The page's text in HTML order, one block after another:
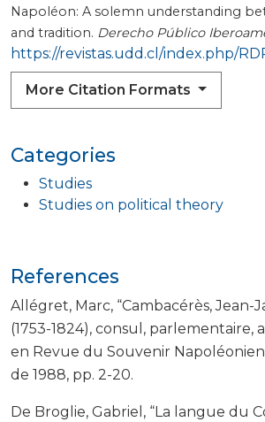
Categories
Studies
Studies on political theory
Napoléon: A solemn understanding
and tradition. Derecho Público
https://revistas.udd.cl/index.php/
More Citation Formats
References
Allégret, Marc, “Cambacérès, Jean-
(1753-1824), consul, parlementaire,
en Revue du Souvenir
de 1988, pp. 2-20.
De Broglie, Gabriel, “La langue du